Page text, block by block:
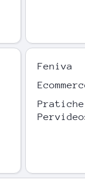
Feniva
Pratiche